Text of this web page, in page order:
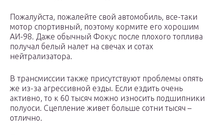
Пожалуйста, пожалейте свой автомобиль, все-таки
мотор спортивный, поэтому кормите его хорошим
АИ-98. Даже обычный Фокус после плохого топлива
получал белый налет на свечах и сотах
нейтрализатора.
В трансмиссии также присутствуют проблемы опять
же из-за агрессивной езды. Если ездить очень
активно, то к 60 тысяч можно износить подшипники
полуоси. Сцепление живет больше сотни тысяч –
отлично.